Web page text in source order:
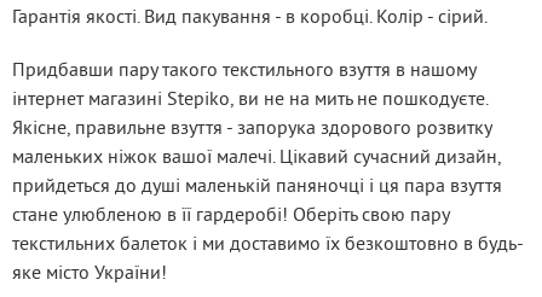
Гарантія якості. Вид пакування - в коробці. Колір - сірий.
Придбавши пару такого текстильного взуття в нашому
інтернет магазині Stepiko, ви не на мить не пошкодуєте.
Якісне, правильне взуття - запорука здорового розвитку
маленьких ніжок вашої малечі. Цікавий сучасний дизайн,
прийдеться до душі маленькій паняночці і ця пара взуття
стане улюбленою в її гардеробі! Оберіть свою пару
текстильних балеток і ми доставимо їх безкоштовно в будь-
яке місто України!